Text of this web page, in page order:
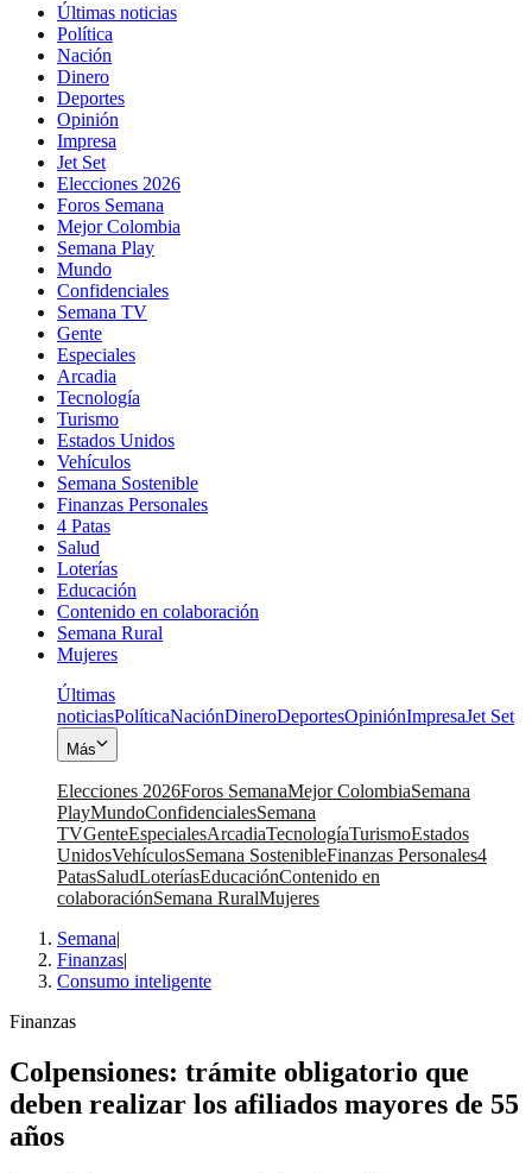
Últimas noticias
Política
Nación
Dinero
Deportes
Opinión
Impresa
Jet Set
Elecciones 2026
Foros Semana
Mejor Colombia
Semana Play
Mundo
Confidenciales
Semana TV
Gente
Especiales
Arcadia
Tecnología
Turismo
Estados Unidos
Vehículos
Semana Sostenible
Finanzas Personales
4 Patas
Salud
Loterías
Educación
Contenido en colaboración
Semana Rural
Mujeres
Últimas
noticiasPolíticaNaciónDineroDeportesOpiniónImpresaJet Set
Más
Elecciones 2026Foros SemanaMejor ColombiaSemana
PlayMundoConfidencialesSemana
TVGenteEspecialesArcadiaTecnologíaTurismoEstados
UnidosVehículosSemana SostenibleFinanzas Personales4
PatasSaludLoteríasEducaciónContenido en
colaboraciónSemana RuralMujeres
Semana|
Finanzas|
Consumo inteligente
Finanzas
Colpensiones: trámite obligatorio que
deben realizar los afiliados mayores de 55
años